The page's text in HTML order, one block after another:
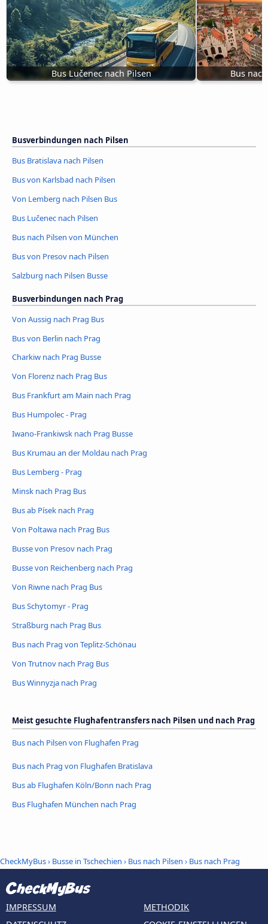
Bus Lučenec nach Pilsen Bus
Busverbindungen nach Pilsen
Bus Bratislava nach Pilsen
Bus von Karlsbad nach Pilsen
Von Lemberg nach Pilsen Bus
Bus Lučenec nach Pilsen
Bus nach Pilsen von München
Bus von Presov nach Pilsen
Salzburg nach Pilsen Busse
Busverbindungen nach Prag
Von Aussig nach Prag Bus
Bus von Berlin nach Prag
Charkiw nach Prag Busse
Von Florenz nach Prag Bus
Bus Frankfurt am Main nach Prag
Bus Humpolec - Prag
Iwano-Frankiwsk nach Prag Busse
Bus Krumau an der Moldau nach Prag
Bus Lemberg - Prag
Minsk nach Prag Bus
Bus ab Písek nach Prag
Von Poltawa nach Prag Bus
Busse von Presov nach Prag
Busse von Reichenberg nach Prag
Von Riwne nach Prag Bus
Bus Schytomyr - Prag
Straßburg nach Prag Bus
Bus nach Prag von Teplitz-Schönau
Von Trutnov nach Prag Bus
Bus Winnyzja nach Prag
Meist gesuchte Flughafentransfers nach Pilsen und nach Prag
Bus nach Pilsen von Flughafen Prag
Bus nach Prag von Flughafen Bratislava
Bus ab Flughafen Köln/Bonn nach Prag
Bus Flughafen München nach Prag
CheckMyBus› Busse in Tschechien › Bus nach Pilsen › Bus nach Prag
IMPRESSUM
METHODIK